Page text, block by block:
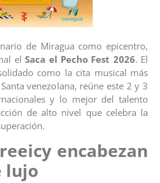
de Miragua como epicentro,
elSaca el Pecho Fest 2026. El
como la cita musical más
venezolana, reúne este 2 y 3
y lo mejor del talento
de alto nivel que celebra la
encabezan
lujo